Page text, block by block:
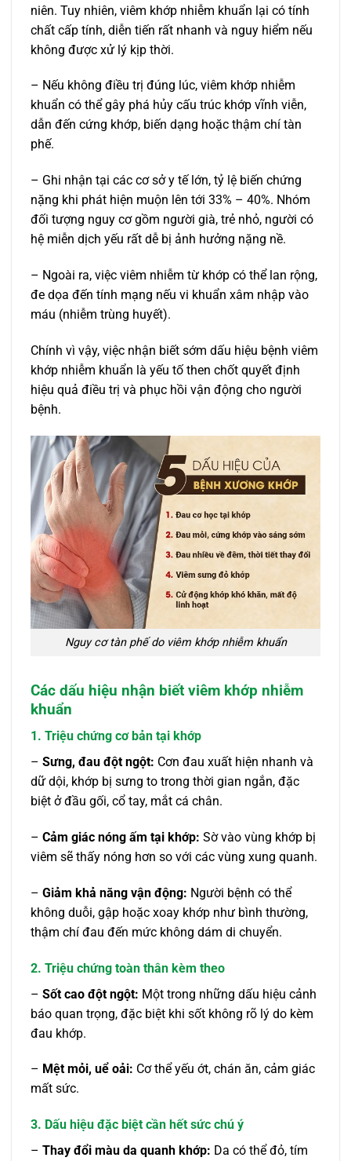
niên. Tuy nhiên, viêm khớp nhiễm khuẩn lại có tính
chất cấp tính, diễn tiến rất nhanh và nguy hiểm nếu
không được xử lý kịp thời.
– Nếu không điều trị đúng lúc, viêm khớp nhiễm
khuẩn có thể gây phá hủy cấu trúc khớp vĩnh viễn,
dẫn đến cứng khớp, biến dạng hoặc thậm chí tàn
phế.
– Ghi nhận tại các cơ sở y tế lớn, tỷ lệ biến chứng
nặng khi phát hiện muộn lên tới 33% – 40%. Nhóm
đối tượng nguy cơ gồm người già, trẻ nhỏ, người có
hệ miễn dịch yếu rất dễ bị ảnh hưởng nặng nề.
– Ngoài ra, việc viêm nhiễm từ khớp có thể lan rộng,
đe dọa đến tính mạng nếu vi khuẩn xâm nhập vào
máu (nhiễm trùng huyết).
Chính vì vậy, việc nhận biết sớm dấu hiệu bệnh viêm
khớp nhiễm khuẩn là yếu tố then chốt quyết định
hiệu quả điều trị và phục hồi vận động cho người
bệnh.
Nguy cơ tàn phế do viêm khớp nhiễm khuẩn
Các dấu hiệu nhận biết viêm khớp nhiễm
khuẩn
1. Triệu chứng cơ bản tại khớp
– Sưng, đau đột ngột: Cơn đau xuất hiện nhanh và
dữ dội, khớp bị sưng to trong thời gian ngắn, đặc
biệt ở đầu gối, cổ tay, mắt cá chân.
– Cảm giác nóng ấm tại khớp: Sờ vào vùng khớp bị
viêm sẽ thấy nóng hơn so với các vùng xung quanh.
– Giảm khả năng vận động: Người bệnh có thể
không duỗi, gập hoặc xoay khớp như bình thường,
thậm chí đau đến mức không dám di chuyển.
2. Triệu chứng toàn thân kèm theo
– Sốt cao đột ngột: Một trong những dấu hiệu cảnh
báo quan trọng, đặc biệt khi sốt không rõ lý do kèm
đau khớp.
– Mệt mỏi, uể oải: Cơ thể yếu ớt, chán ăn, cảm giác
mất sức.
3. Dấu hiệu đặc biệt cần hết sức chú ý
– Thay đổi màu da quanh khớp: Da có thể đỏ, tím